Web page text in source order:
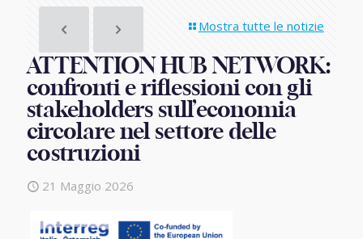
Mostra tutte le notizie
ATTENTION HUB NETWORK:
confronti e riflessioni con gli
stakeholders sull’economia
circolare nel settore delle
costruzioni
21 Maggio 2026